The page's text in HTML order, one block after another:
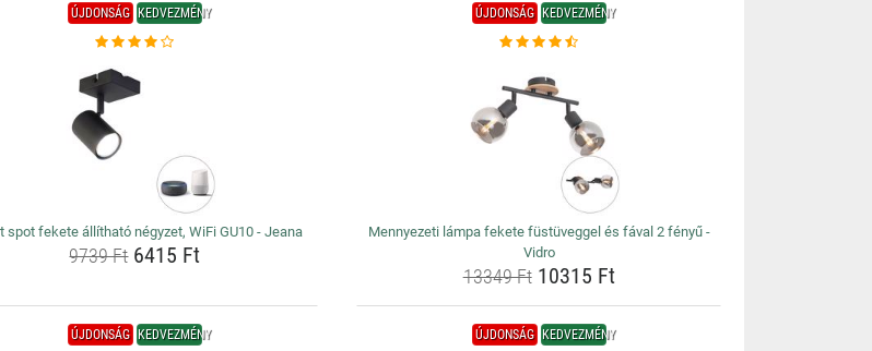
ÚJDONSÁG KEDVEZMÉNY
spot fekete állítható négyzet, WiFi GU10 - Jeana
9739 Ft6415 Ft
ÚJDONSÁG KEDVEZMÉNY
Mennyezeti lámpa fekete füstüveggel és fával 2 fényű -
Vidro
13349 Ft10315 Ft
ÚJDONSÁG KEDVEZMÉNY ÚJDONSÁG KEDVEZMÉNY